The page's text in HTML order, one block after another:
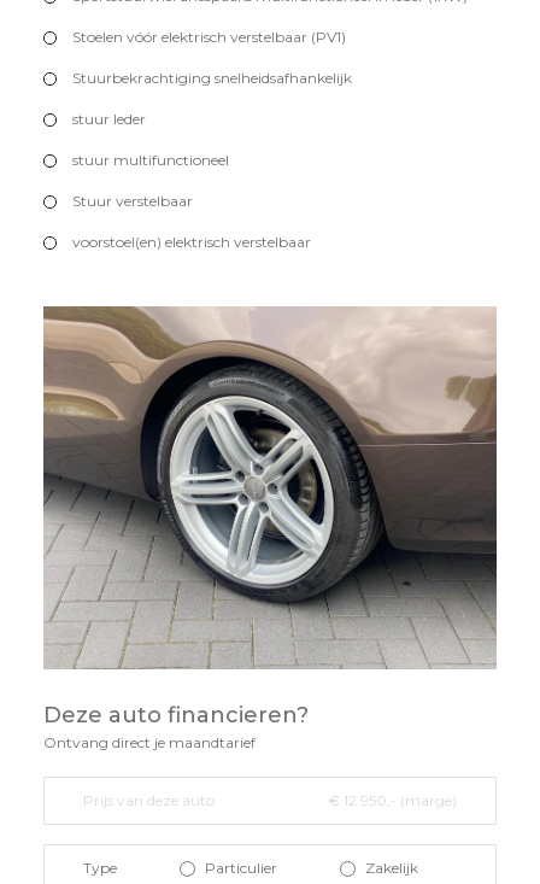
Stoelen vóór elektrisch verstelbaar (PV1)
Stuurbekrachtiging snelheidsafhankelijk
stuur leder
stuur multifunctioneel
Stuur verstelbaar
voorstoel(en) elektrisch verstelbaar
Deze auto financieren?
Ontvang direct je maandtarief
Prijs van deze auto € 12.950,- (marge)
Type Particulier Zakelijk